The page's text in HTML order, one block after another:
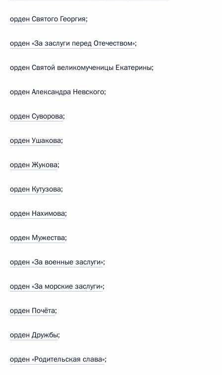
орден Святого Георгия;
орден «За заслуги перед Отечеством»;
орден Святой великомученицы Екатерины;
орден Александра Невского;
орден Суворова;
орден Ушакова;
орден Жукова;
орден Кутузова;
орден Нахимова;
орден Мужества;
орден «За военные заслуги»;
орден «За морские заслуги»;
орден Почёта;
орден Дружбы;
орден «Родительская слава»;